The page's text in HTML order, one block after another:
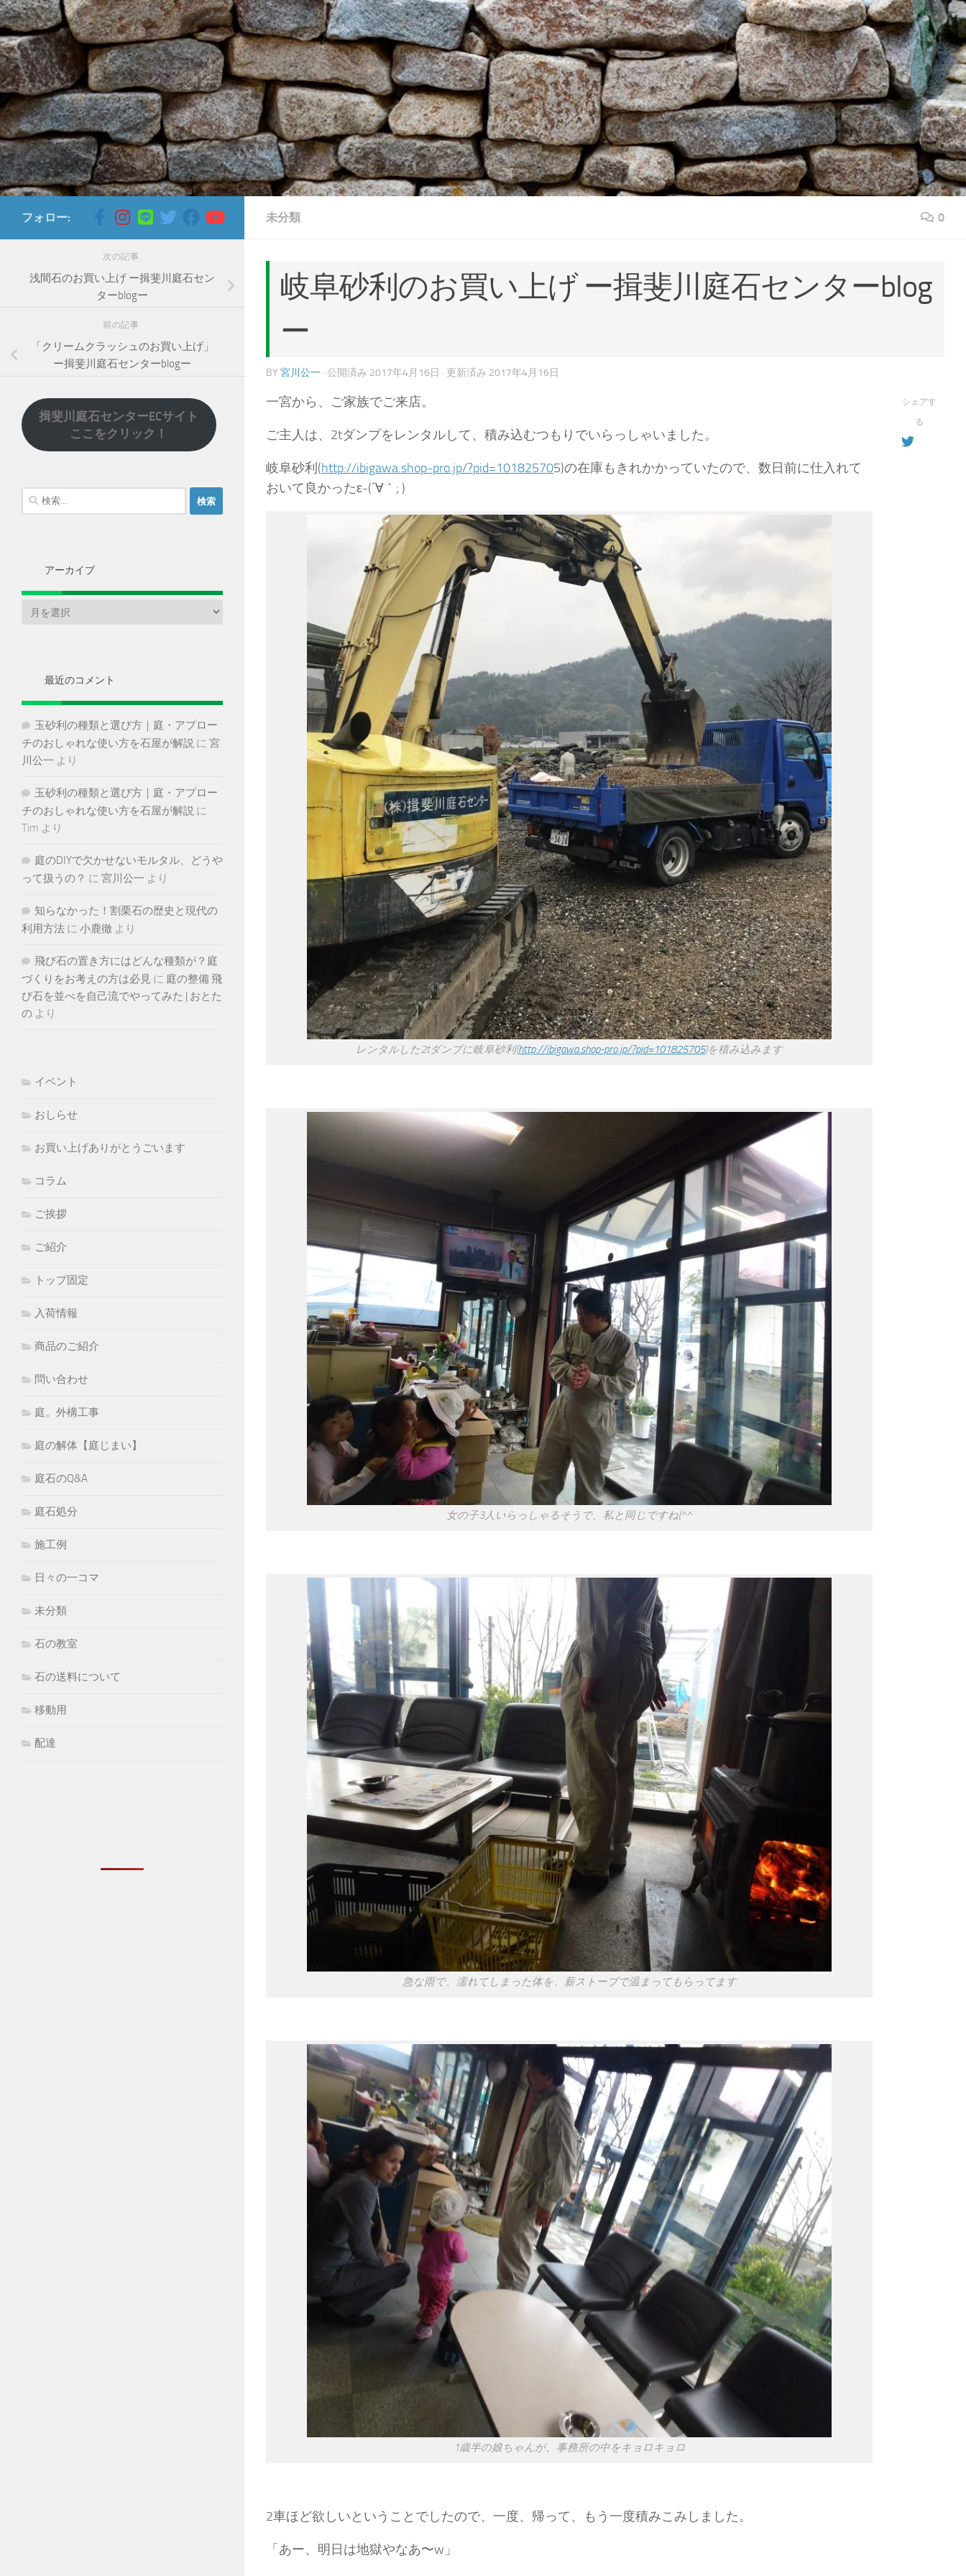
コンテンツへスキップ
未分類 0
岐阜砂利のお買い上げ ー揖斐川庭石センターblog
ー
BY 宮川公一 · 公開済み 2017年4月16日 · 更新済み 2017年4月16日
一宮から、ご家族でご来店。
ご主人は、2tダンプをレンタルして、積み込むつもりでいらっしゃいました。
岐阜砂利(http://ibigawa.shop-pro.jp/?pid=101825705)の在庫もきれかかっていたので、数日前に仕入れて
おいて良かったε-(´∀｀; )
レンタルした2tダンプに岐阜砂利(http://ibigawa.shop-pro.jp/?pid=101825705)を積み込みます
女の子3人いらっしゃるそうで、私と同じですね(^^
急な雨で、濡れてしまった体を、薪ストーブで温まってもらってます
1歳半の娘ちゃんが、事務所の中をキョロキョロ
2車ほど欲しいということでしたので、一度、帰って、もう一度積みこみしました。
「あー、明日は地獄やなあ〜w」
シェアす
る
フォロー:
次の記事
浅間石のお買い上げ ー揖斐川庭石セン
ターblogー
前の記事
「クリームクラッシュのお買い上げ」
ー揖斐川庭石センターblogー
揖斐川庭石センターECサイト
ここをクリック！
検
索:
アーカイブ
最近のコメント
玉砂利の種類と選び方｜庭・アプロー
チのおしゃれな使い方を石屋が解説 に 宮
川公一 より
玉砂利の種類と選び方｜庭・アプロー
チのおしゃれな使い方を石屋が解説 に
Tim より
庭のDIYで欠かせないモルタル、どうや
って扱うの？ に 宮川公一 より
知らなかった！割栗石の歴史と現代の
利用方法 に 小鹿徹 より
飛び石の置き方にはどんな種類が？庭
づくりをお考えの方は必見 に 庭の整備 飛
び石を並べを自己流でやってみた | おとた
の より
イベント
おしらせ
お買い上げありがとうごいます
コラム
ご挨拶
ご紹介
トップ固定
入荷情報
商品のご紹介
問い合わせ
庭。外構工事
庭の解体【庭じまい】
庭石のQ&A
庭石処分
施工例
日々の一コマ
未分類
石の教室
石の送料について
移動用
配達